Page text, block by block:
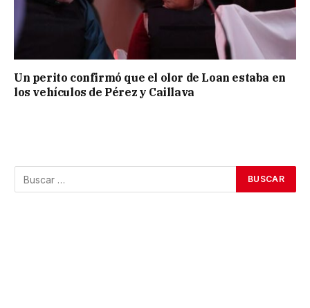
Un perito confirmó que el olor de Loan estaba en
los vehículos de Pérez y Caillava